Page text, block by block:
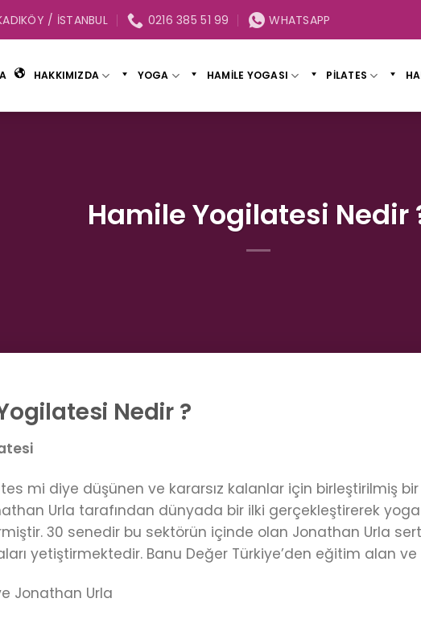
/ İSTANBUL 0216 385 51 99 WHATSAPP
HAKKIMIZDA YOGA HAMİLE YOGASI PİLATES
Hamile Yogilatesi Nedir
Nedir ?
mi diye düşünen ve kararsız kalanlar için birleştirilmiş
Urla tarafından dünyada bir ilki gerçekleştirerek
30 senedir bu sektörün içinde olan Jonathan Urla
yetiştirmektedir. Banu Değer Türkiye’den eğitim alan
Jonathan Urla